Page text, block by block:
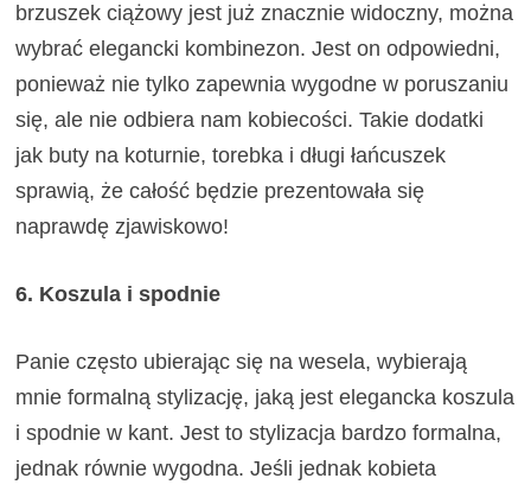
brzuszek ciążowy jest już znacznie widoczny, można
wybrać elegancki kombinezon. Jest on odpowiedni,
ponieważ nie tylko zapewnia wygodne w poruszaniu
się, ale nie odbiera nam kobiecości. Takie dodatki
jak buty na koturnie, torebka i długi łańcuszek
sprawią, że całość będzie prezentowała się
naprawdę zjawiskowo!
6. Koszula i spodnie
Panie często ubierając się na wesela, wybierają
mnie formalną stylizację, jaką jest elegancka koszula
i spodnie w kant. Jest to stylizacja bardzo formalna,
jednak równie wygodna. Jeśli jednak kobieta